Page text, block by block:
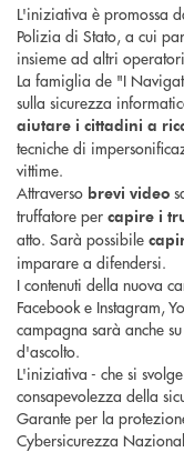
L'iniziativa è promossa
Polizia di Stato, a cui
insieme ad altri
La famiglia de "I
sulla sicurezza
aiutare i cittadini a
tecniche di
vittime.
Attraverso brevi video
truffatore per capire i
atto. Sarà possibile
imparare a difendersi.
I contenuti della nuova
Facebook e Instagram,
campagna sarà anche
d'ascolto.
L'iniziativa - che si
consapevolezza della
Garante per la
Cybersicurezza